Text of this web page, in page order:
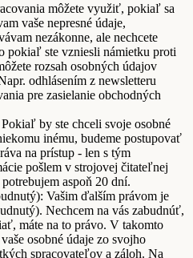
môžete využiť, pokiaľ sa
vaše nepresné údaje,
nezákonne, ale nechcete
pokiaľ ste vzniesli námietku proti
rozsah osobných údajov
odhlásením z newsletteru
pre zasielanie obchodných
by ste chceli svoje osobné
inému, budeme postupovať
na prístup - len s tým
pošlem v strojovej čitateľnej
aspoň 20 dní.
Vašim ďalším právom je
Nechcem na vás zabudnúť,
máte na to právo. V takomto
osobné údaje zo svojho
spracovateľov a záloh. Na